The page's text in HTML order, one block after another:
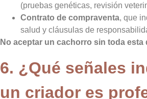
(pruebas genéticas, revisión
Contrato de compraventa, que
salud y cláusulas de
No aceptar un cachorro sin toda
6. ¿Qué señales
un criador es